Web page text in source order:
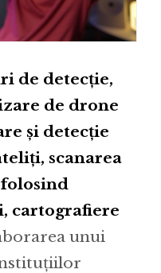
de detecție,
de drone
și detecție
scanarea
cartografiere
unui